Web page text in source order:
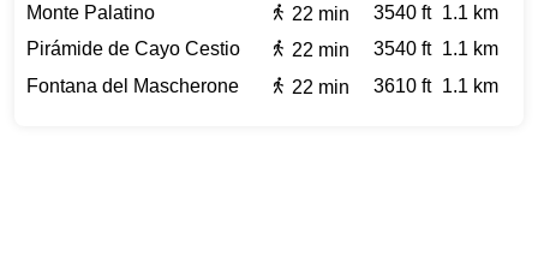
Monte Palatino 22 min 3540 ft
1.1 km
Pirámide de Cayo Cestio
22 min 3540 ft
1.1 km
Fontana del Mascherone
22 min 3610 ft 1.1 km